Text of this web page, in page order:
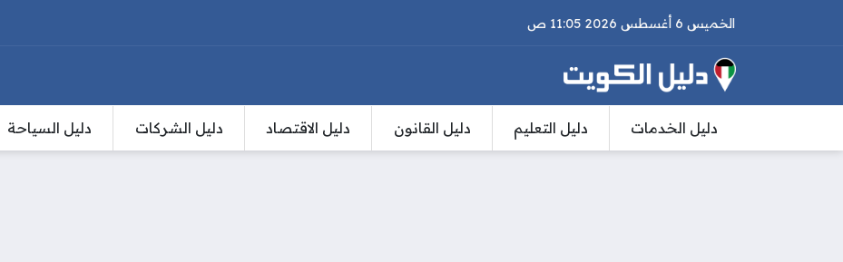
الخميس 6 أغسطس 2026 11:05 ص
دليل الخدمات دليل التعليم دليل القانون دليل الاقتصاد دليل الشركات دليل السياحة